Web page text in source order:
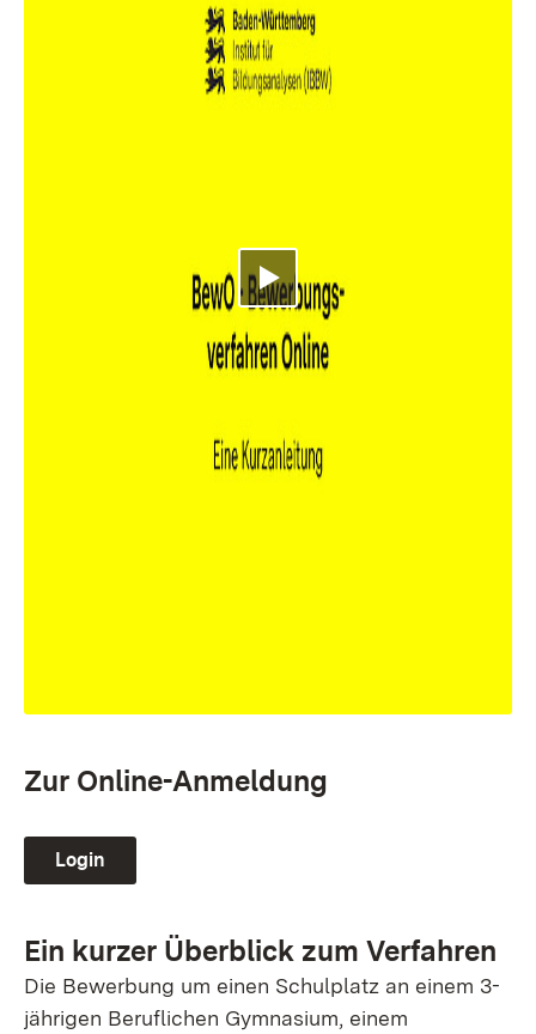
Video abspielen
Zur Online-Anmeldung
Login
Ein kurzer Überblick zum Verfahren
Die Bewerbung um einen Schulplatz an einem 3-
jährigen Beruflichen Gymnasium, einem